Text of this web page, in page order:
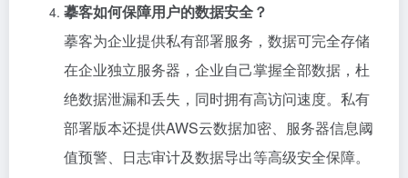
摹客如何保障用户的数据安全？
摹客为企业提供私有部署服务，数据可完全存储
在企业独立服务器，企业自己掌握全部数据，杜
绝数据泄漏和丢失，同时拥有高访问速度。私有
部署版本还提供AWS云数据加密、服务器信息阈
值预警、日志审计及数据导出等高级安全保障。